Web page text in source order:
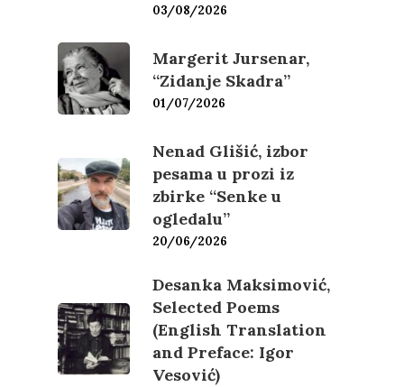
03/08/2026
Margerit Jursenar,
“Zidanje Skadra”
01/07/2026
Nenad Glišić, izbor
pesama u prozi iz
zbirke “Senke u
ogledalu”
20/06/2026
Desanka Maksimović,
Selected Poems
(English Translation
and Preface: Igor
Vesović)